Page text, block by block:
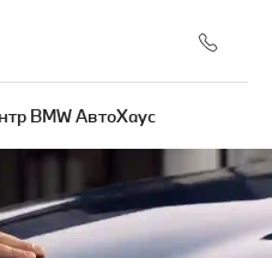
BMW АвтоХаус